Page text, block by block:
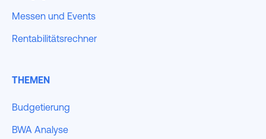
Messen und Events
Rentabilitätsrechner
THEMEN
Budgetierung
BWA Analyse